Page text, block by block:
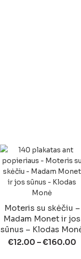
Moteris su skėčiu –
Madam Monet ir jos
sūnus – Klodas
€12.00 –€160.00